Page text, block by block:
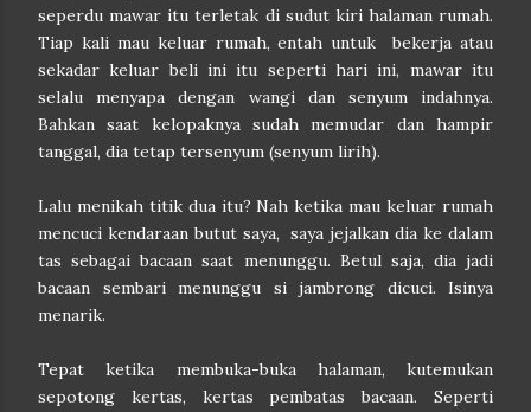
seperdu mawar itu terletak di sudut kiri halaman rumah.
Tiap kali mau keluar rumah, entah untuk bekerja atau
sekadar keluar beli ini itu seperti hari ini, mawar itu
selalu menyapa dengan wangi dan senyum indahnya.
Bahkan saat kelopaknya sudah memudar dan hampir
tanggal, dia tetap tersenyum (senyum lirih).
Lalu menikah titik dua itu? Nah ketika mau keluar rumah
mencuci kendaraan butut saya, saya jejalkan dia ke dalam
tas sebagai bacaan saat menunggu. Betul saja, dia jadi
bacaan sembari menunggu si jambrong dicuci. Isinya
menarik.
Tepat ketika membuka-buka halaman, kutemukan
sepotong kertas, kertas pembatas bacaan. Seperti